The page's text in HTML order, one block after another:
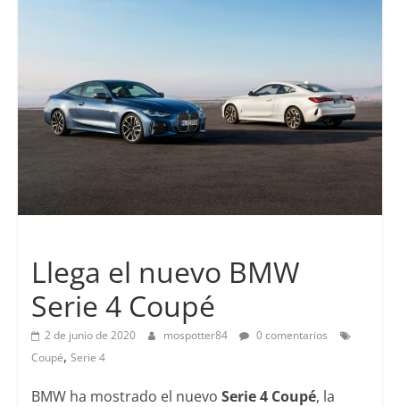
Llega el nuevo BMW
Serie 4 Coupé
2 de junio de 2020 mospotter84
0 comentarios
Coupé, Serie 4
BMW ha mostrado el nuevo Serie 4 Coupé, la